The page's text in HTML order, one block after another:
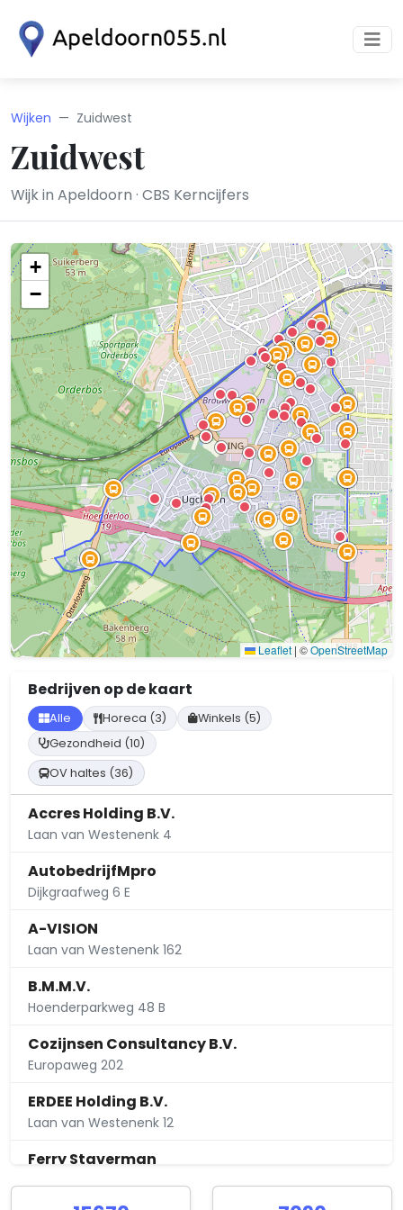
Wijken Zuidwest
Zuidwest
Wijk in Apeldoorn · CBS Kerncijfers
+
−
Leaflet | ©OpenStreetMap
Bedrijven op de kaart
Alle Horeca (3)
Winkels (5)
Gezondheid (10)
OV haltes (36)
Accres Holding B.V.
Laan van Westenenk 4
AutobedrijfMpro
Dijkgraafweg 6 E
A-VISION
Laan van Westenenk 162
B.M.M.V.
Hoenderparkweg 48 B
Cozijnsen Consultancy B.V.
Europaweg 202
ERDEE Holding B.V.
Laan van Westenenk 12
Ferry Staverman